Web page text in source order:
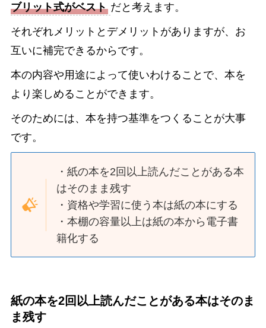
ブリット式がベスト だと考えます。
それぞれメリットとデメリットがありますが、お
互いに補完できるからです。
本の内容や用途によって使いわけることで、本を
より楽しめることができます。
そのためには、本を持つ基準をつくることが大事
です。
・紙の本を2回以上読んだことがある本
はそのまま残す
・資格や学習に使う本は紙の本にする
・本棚の容量以上は紙の本から電子書
籍化する
紙の本を2回以上読んだことがある本はそのま
ま残す